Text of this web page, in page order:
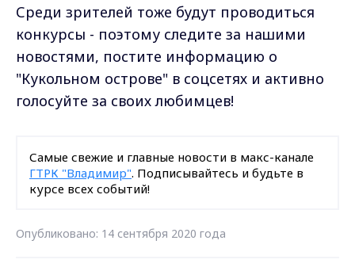
Среди зрителей тоже будут проводиться
конкурсы - поэтому следите за нашими
новостями, постите информацию о
"Кукольном острове" в соцсетях и активно
голосуйте за своих любимцев!
Самые свежие и главные новости в макс-канале
ГТРК "Владимир". Подписывайтесь и будьте в
курсе всех событий!
Опубликовано: 14 сентября 2020 года